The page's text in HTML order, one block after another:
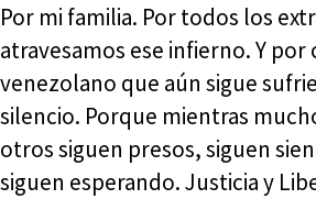
Por mi familia. Por todos los
atravesamos ese infierno. Y por
venezolano que aún sigue
silencio. Porque mientras
otros siguen presos, siguen
siguen esperando. Justicia y